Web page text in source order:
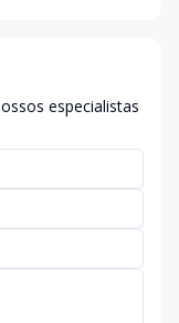
especialistas